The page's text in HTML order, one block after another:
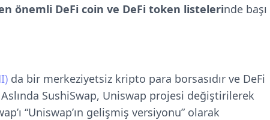
önemli DeFi coin ve DeFi token listelerinde başı
da bir merkeziyetsiz kripto para borsasıdır ve DeFi
SushiSwap, Uniswap projesi değiştirilerek
“Uniswap’ın gelişmiş versiyonu” olarak